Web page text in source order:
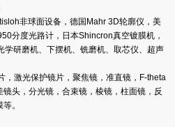
非球面设备，德国Mahr 3D轮廓仪，美
分度光路计，日本Shincron真空镀膜机，
学研磨机、下摆机、铣磨机、取芯仪、超声
激光保护镜片，聚焦镜，准直镜，F-theta
头，分光镜，合束镜，棱镜，柱面镜，反
。